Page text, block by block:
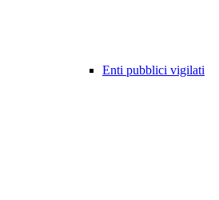
Enti pubblici vigilati